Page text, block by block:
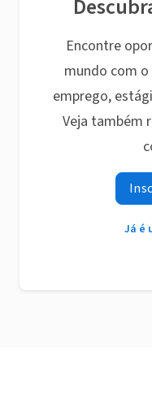
Encontre
mundo com
emprego,
Veja também
Já é